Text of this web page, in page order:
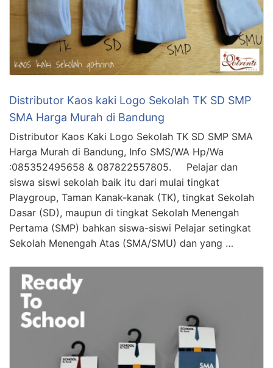
Distributor Kaos kaki Logo Sekolah TK SD SMP
SMA Harga Murah di Bandung
Distributor Kaos Kaki Logo Sekolah TK SD SMP SMA
Harga Murah di Bandung, Info SMS/WA Hp/Wa
:085352495658 & 087822557805. Pelajar dan
siswa siswi sekolah baik itu dari mulai tingkat
Playgroup, Taman Kanak-kanak (TK), tingkat Sekolah
Dasar (SD), maupun di tingkat Sekolah Menengah
Pertama (SMP) bahkan siswa-siswi Pelajar setingkat
Sekolah Menengah Atas (SMA/SMU) dan yang …